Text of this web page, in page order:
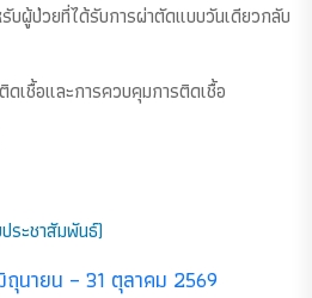
บผู้ป่วยที่ได้รับการผ่าตัดแบบวันเดียวกลับ
ดเชื้อและการควบคุมการติดเชื้อ
ระชาสัมพันธ์)
นายน – 31 ตุลาคม 2569